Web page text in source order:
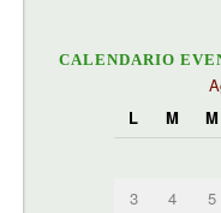
CALENDARIO
L
M M
3
4 5